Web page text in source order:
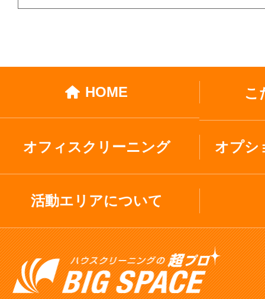
HOME こ
オフィスクリーニング オプシ
活動エリアについて